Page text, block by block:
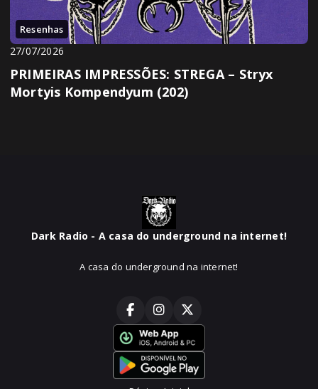
Resenhas
27/07/2026
PRIMEIRAS IMPRESSÕES: STREGA – Stryx
Mortyis Kompendyum (202)
Dark Radio - A casa do underground na internet!
A casa do underground na internet!